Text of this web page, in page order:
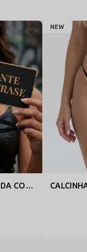
CALCINHA ABERTA EM RENDA COM FRASES PERSONALIZADAS ATÉ 10 LETRAS – PRENDA
NEW